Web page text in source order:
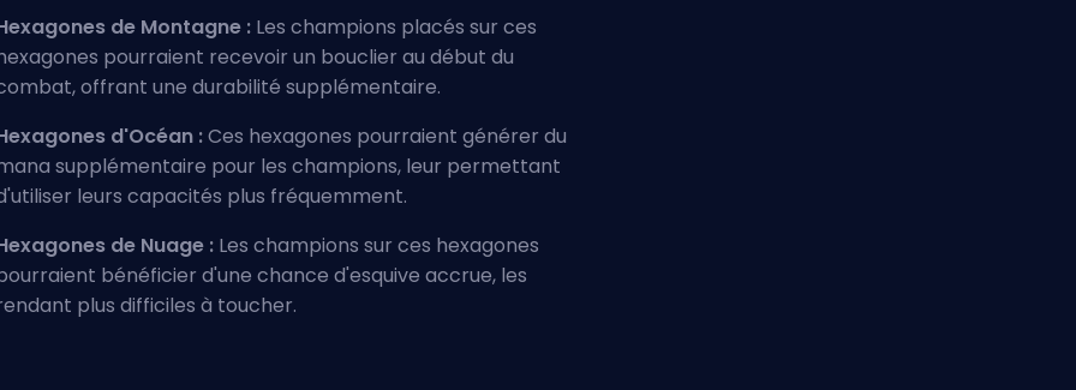
de Montagne : Les champions placés sur ces
pourraient recevoir un bouclier au début du
offrant une durabilité supplémentaire.
d'Océan :Ces hexagones pourraient générer du
supplémentaire pour les champions, leur permettant
leurs capacités plus fréquemment.
de Nuage : Les champions sur ces hexagones
bénéficier d'une chance d'esquive accrue, les
plus difficiles à toucher.